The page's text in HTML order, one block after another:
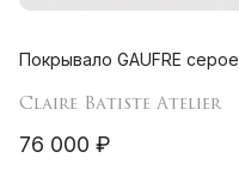
Покрывало GAUFRE серое
Claire Batiste Atelier
76 000 ₽